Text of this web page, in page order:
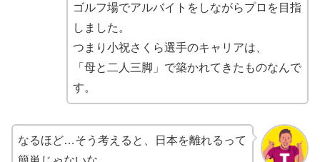
ゴルフ場でアルバイトをしながらプロを目指
しました。
つまり小祝さくら選手のキャリアは、
「母と二人三脚」で築かれてきたものなんで
す。
なるほど…そう考えると、日本を離れるって